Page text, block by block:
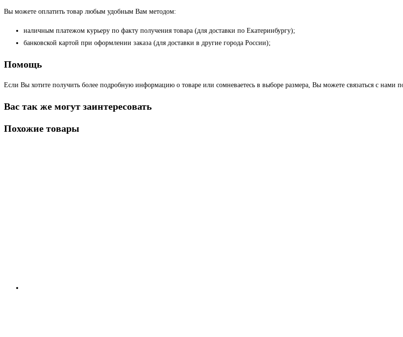
Вы можете оплатить товар любым удобным Вам методом:
наличным платежом курьеру по факту получения товара (для доставки по Екатеринбургу);
банковской картой при оформлении заказа (для доставки в другие города России);
Помощь
Если Вы хотите получить более подробную информацию о товаре или сомневаетесь в выборе размера, Вы можете связаться с нами
Вас так же могут заинтересовать
Похожие товары